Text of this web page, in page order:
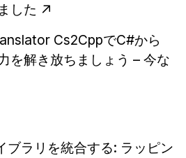
した
Cs2CppでC#から
を解き放ちましょう – 今な
ラリを統合する: ラッピン